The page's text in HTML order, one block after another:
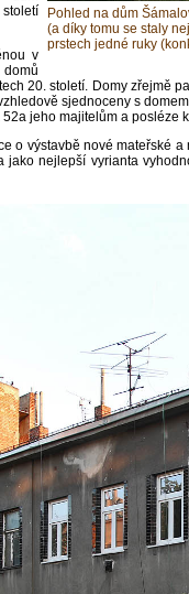
Pohled na dům
(a díky tomu se staly
prstech jedné ruky
v
20. století. Domy zřejmě
sjednoceny s
jeho majitelům a posléze
o výstavbě nové mateřské
jako nejlepší vyrianta